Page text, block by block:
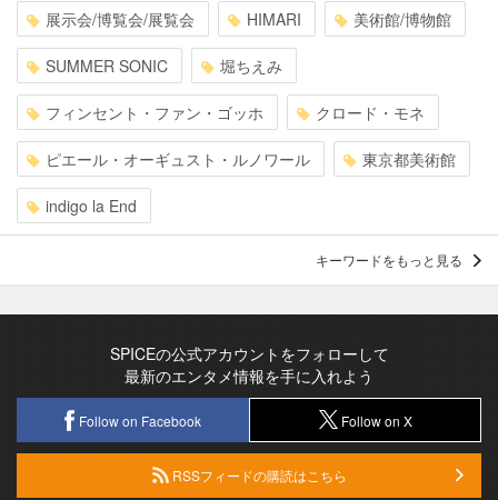
展示会/博覧会/展覧会 HIMARI 美術館/博物館
SUMMER SONIC 堀ちえみ
フィンセント・ファン・ゴッホ クロード・モネ
ピエール・オーギュスト・ルノワール 東京都美術館
indigo la End
キーワードをもっと見る
SPICEの公式アカウントをフォローして
最新のエンタメ情報を手に入れよう
Follow on Facebook Follow on X
RSSフィードの購読はこちら